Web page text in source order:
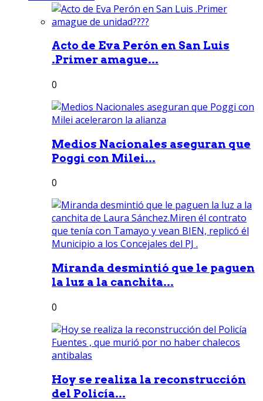
Acto de Eva Perón en San Luis
.Primer amague...
0
Medios Nacionales aseguran que
Poggi con Milei...
0
Miranda desmintió que le paguen
la luz a la canchita...
0
Hoy se realiza la reconstrucción
del Policía...